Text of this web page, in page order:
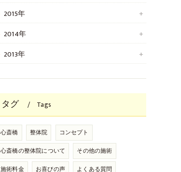
2015年
2014年
2013年
タグ Tags
心斎橋 整体院
コンセプト
心斎橋の整体院について
その他の施術
施術料金
お喜びの声 よくある質問